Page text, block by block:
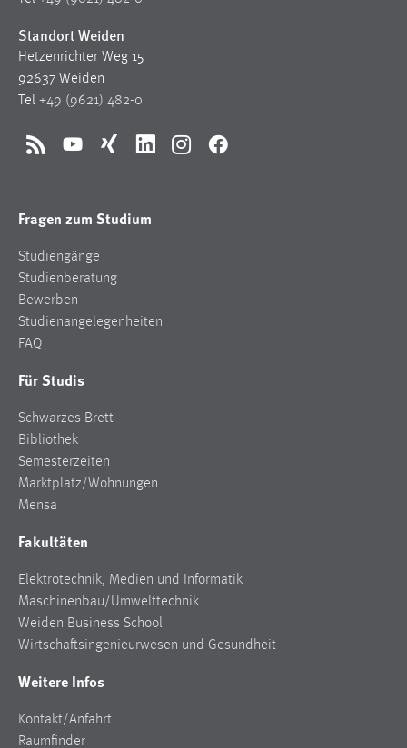
Standort Weiden
Hetzenrichter Weg 15
92637 Weiden
Tel +49 (9621) 482-0
RSS YouTubeXing LinkedInInstagramFacebook
Fragen zum Studium
Studiengänge
Studienberatung
Bewerben
Studienangelegenheiten
FAQ
Für Studis
Schwarzes Brett
Bibliothek
Semesterzeiten
Marktplatz/Wohnungen
Mensa
Fakultäten
Elektrotechnik, Medien und Informatik
Maschinenbau/Umwelttechnik
Weiden Business School
Wirtschaftsingenieurwesen und Gesundheit
Weitere Infos
Kontakt/Anfahrt
Raumfinder